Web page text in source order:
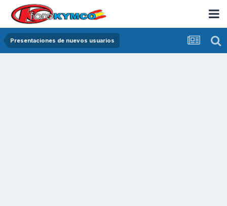
Presentaciones de nuevos usuarios